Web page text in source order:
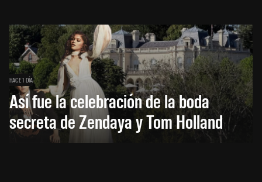
HACE 1 DÍA
Así fue la celebración de la boda
secreta de Zendaya y Tom Holland